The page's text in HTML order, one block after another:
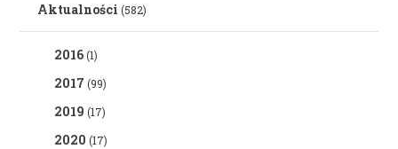
Aktualności (582)
2016(1)
2017 (99)
2019 (17)
2020 (17)